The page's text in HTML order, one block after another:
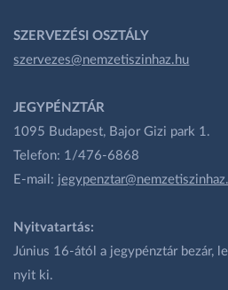
SZERVEZÉSI OSZTÁLY
szervezes@nemzetiszinhaz.hu
JEGYPÉNZTÁR
1095 Budapest, Bajor Gizi park 1.
Telefon: 1/476-6868
E-mail:
Nyitvatartás:
Június 16-ától a jegypénztár bezár,
nyit ki.